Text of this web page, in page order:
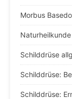
Morbus
Schilddrüse
Schilddrüse:
Schilddrüse: